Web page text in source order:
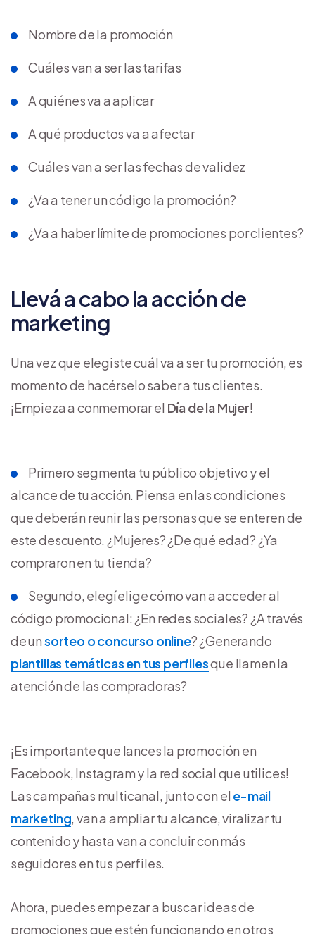
Nombre de la promoción
Cuáles van a ser las tarifas
A quiénes va a aplicar
A qué productos va a afectar
Cuáles van a ser las fechas de validez
¿Va a tener un código la promoción?
¿Va a haber límite de promociones por clientes?
Llevá a cabo la acción de
marketing
Una vez que elegiste cuál va a ser tu promoción, es
momento de hacérselo saber a tus clientes.
¡Empieza a conmemorar el Día de la Mujer!
Primero segmenta tu público objetivo y el
alcance de tu acción. Piensa en las condiciones
que deberán reunir las personas que se enteren de
este descuento. ¿Mujeres? ¿De qué edad? ¿Ya
compraron en tu tienda?
Segundo, elegí elige cómo van a acceder al
código promocional: ¿En redes sociales? ¿A través
de unsorteo o concurso online? ¿Generando
plantillas temáticas en tus perfilesque llamen la
atención de las compradoras?
¡Es importante que lances la promoción en
Facebook, Instagram y la red social que utilices!
Las campañas multicanal, junto con el e-mail
marketing, van a ampliar tu alcance, viralizar tu
contenido y hasta van a concluir con más
seguidores en tus perfiles.
Ahora, puedes empezar a buscar ideas de
promociones que estén funcionando en otros